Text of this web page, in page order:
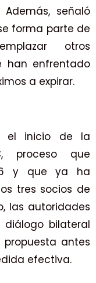
señaló
forma parte de
otros
han enfrentado
a expirar.
el inicio de la
proceso que
y que ya ha
tres socios de
las autoridades
bilateral
antes
efectiva.